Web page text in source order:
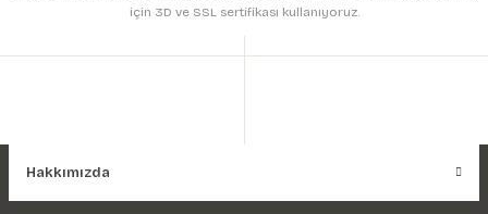
için 3D ve SSL sertifikası kullanıyoruz.
Hakkımızda